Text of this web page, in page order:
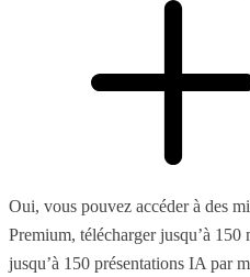
Oui, vous pouvez accéder à des
Premium, télécharger jusqu’à 150
jusqu’à 150 présentations IA par